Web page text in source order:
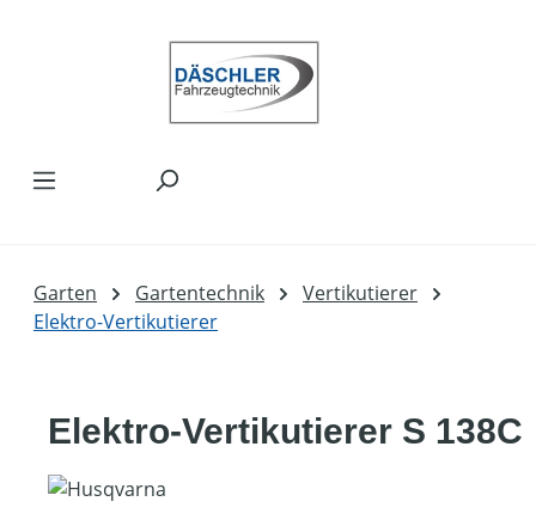
Garten Gartentechnik
Vertikutierer
Elektro-Vertikutierer
Elektro-Vertikutierer S 138C